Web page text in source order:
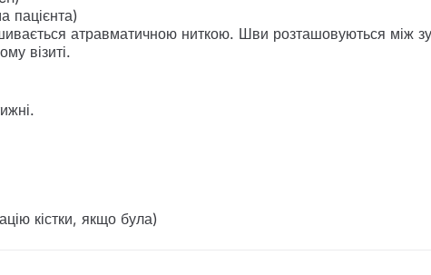
пацієнта)
атравматичною ниткою. Шви розташовуються між
візиті.
кістки, якщо була)